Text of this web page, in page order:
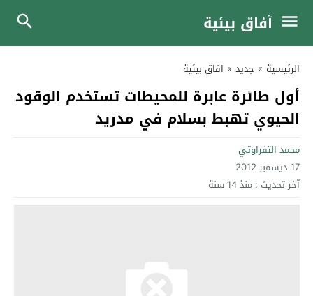
آفاق بيئية
الرئيسية » جديد » افاق بيئية
أول طائرة عابرة للمحيطات تستخدم الوقود
الحيوي تهبط بسلام في مدريد
محمد التفراوتي
17 ديسمبر 2012
آخر تحديث : منذ 14 سنة